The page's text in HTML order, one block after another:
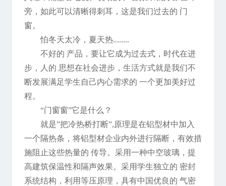
旁，如此可以清晰得刺耳，这是我们过去的 门
窗。
怕冬天太冷，夏天热........
不好的 产品，要让它成为过去式，时代在进
步，人的 思想在社会进步，生活方式就是我们不
断发展满足学生自己内心需求的 一个更加美好过
程。
“门窗窗”它是什么？
就是”把冷热桥打断”,原理是在铝型材中加入
一个隔热条，将铝型材企业内外进行隔断，有效措
施阻止这些热量的 传导。采用一种中空玻璃，提
高建筑保温性和隔声效果。采用学生独立的 密封
系统结构，利用等压原理，具有中国优良的 气密